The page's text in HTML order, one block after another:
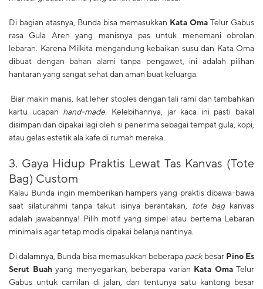
Di bagian atasnya, Bunda bisa memasukkan Kata Oma Telur Gabus
rasa Gula Aren yang manisnya pas untuk menemani obrolan
lebaran. Karena Milkita mengandung kebaikan susu dan Kata Oma
dibuat dengan bahan alami tanpa pengawet, ini adalah pilihan
hantaran yang sangat sehat dan aman buat keluarga.
Biar makin manis, ikat leher stoples dengan tali rami dan tambahkan
kartu ucapan hand-made. Kelebihannya, jar kaca ini pasti bakal
disimpan dan dipakai lagi oleh si penerima sebagai tempat gula, kopi,
atau gelas estetik ala kafe di rumah mereka.
​3. Gaya Hidup Praktis Lewat Tas Kanvas (Tote
Bag) Custom
Kalau Bunda ingin memberikan hampers yang praktis dibawa-bawa
saat silaturahmi tanpa takut isinya berantakan,
tote bagkanvas
adalah jawabannya! Pilih motif yang simpel atau bertema Lebaran
minimalis agar tetap modis dipakai belanja nantinya.
Di dalamnya, Bunda bisa memasukkan beberapa packbesar Pino Es
Serut Buahyang menyegarkan, beberapa varian Kata OmaTelur
Gabus untuk camilan di jalan, dan tentunya satu kantong besar